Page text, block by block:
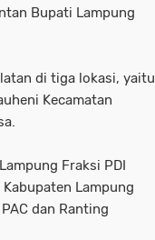
Bupati Lampung
di tiga lokasi, yaitu
Kecamatan
Fraksi PDI
Lampung
dan Ranting